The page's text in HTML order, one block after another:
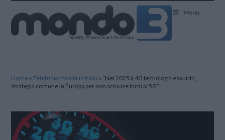
Menu
Home »Telefonia mobile in Italia » “Nel 2025 il 4G tecnologia esaurita,
strategia comune in Europa per non arrivare tardi al 5G”